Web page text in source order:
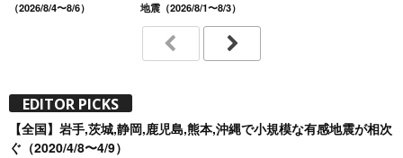
（2026/8/4〜8/6）
地震（2026/8/1〜8/3）
EDITOR PICKS
【全国】岩手,茨城,静岡,鹿児島,熊本,沖縄で小規模な有感地震が相次
ぐ（2020/4/8〜4/9）